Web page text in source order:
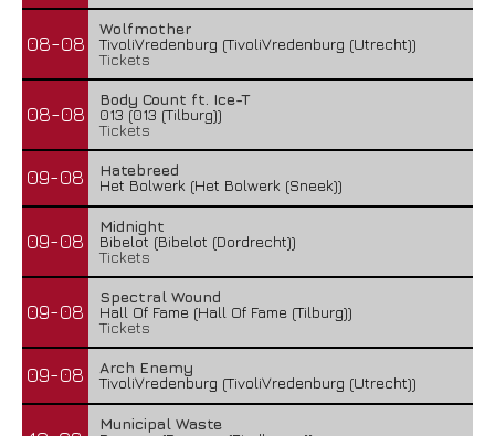
08-08
Wolfmother
TivoliVredenburg (TivoliVredenburg (Utrecht))
Tickets
08-08
Body Count ft. Ice-T
013 (013 (Tilburg))
Tickets
09-08
Hatebreed
Het Bolwerk (Het Bolwerk (Sneek))
09-08
Midnight
Bibelot (Bibelot (Dordrecht))
Tickets
09-08
Spectral Wound
Hall Of Fame (Hall Of Fame (Tilburg))
Tickets
09-08
Arch Enemy
TivoliVredenburg (TivoliVredenburg (Utrecht))
Municipal Waste